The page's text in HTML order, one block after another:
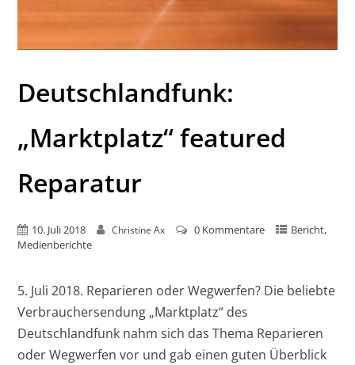
Deutschlandfunk:
„Marktplatz“ featured
Reparatur
10. Juli 2018 Christine Ax 0 Kommentare Bericht,
Medienberichte
5. Juli 2018. Reparieren oder Wegwerfen? Die beliebte
Verbrauchersendung „Marktplatz“ des
Deutschlandfunk nahm sich das Thema Reparieren
oder Wegwerfen vor und gab einen guten Überblick